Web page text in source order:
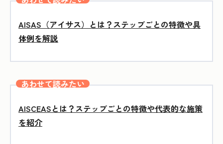
AISAS（アイサス）とは？ステップごとの特徴や具
体例を解説
あわせて読みたい
AISCEASとは？ステップごとの特徴や代表的な施策
を紹介